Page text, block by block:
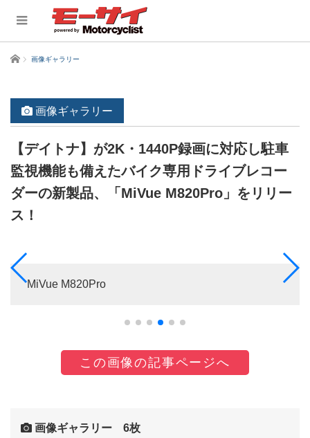
ホーム 画像ギャラリー
画像ギャラリー
【デイトナ】が2K・1440P録画に対応し駐車
監視機能も備えたバイク専用ドライブレコー
ダーの新製品、「MiVue M820Pro」をリリー
ス！
MiVue M820Pro
この画像の記事ページへ
画像ギャラリー 6枚